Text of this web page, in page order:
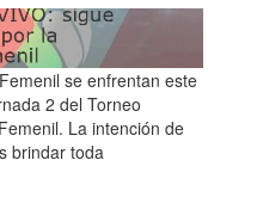
se enfrentan este
2 del Torneo
La intención de
brindar toda